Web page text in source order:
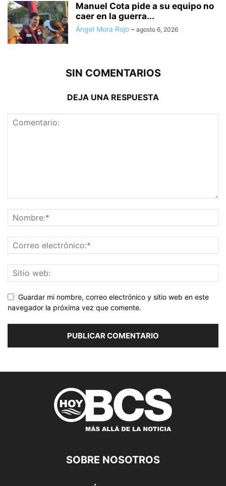
Manuel Cota pide a su equipo no
caer en la guerra...
Ángel Mora Rojo - agosto 6, 2026
SIN COMENTARIOS
DEJA UNA RESPUESTA
Guardar mi nombre, correo electrónico y sitio web en este
navegador la próxima vez que comente.
SOBRE NOSOTROS